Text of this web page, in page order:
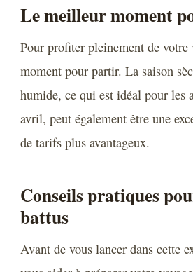
Le meilleur moment
Pour profiter pleinement de
moment pour partir. La saison
humide, ce qui est idéal pour les
avril, peut également être une
de tarifs plus avantageux.
Conseils pratiques
battus
Avant de vous lancer dans cette